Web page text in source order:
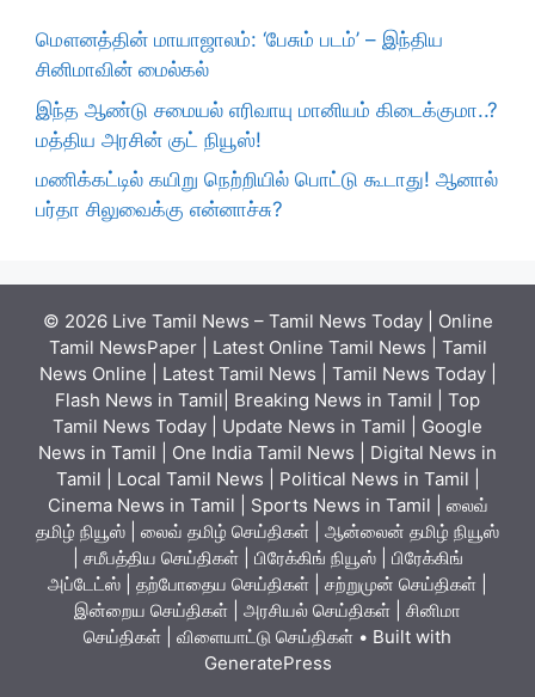
மௌனத்தின் மாயாஜாலம்: ‘பேசும் படம்’ – இந்திய
சினிமாவின் மைல்கல்
இந்த ஆண்டு சமையல் எரிவாயு மானியம் கிடைக்குமா..?
மத்திய அரசின் குட் நியூஸ்!
மணிக்கட்டில் கயிறு நெற்றியில் பொட்டு கூடாது! ஆனால்
பர்தா சிலுவைக்கு என்னாச்சு?
© 2026 Live Tamil News – Tamil News Today | Online
Tamil NewsPaper | Latest Online Tamil News | Tamil
News Online | Latest Tamil News | Tamil News Today |
Flash News in Tamil| Breaking News in Tamil | Top
Tamil News Today | Update News in Tamil | Google
News in Tamil | One India Tamil News | Digital News in
Tamil | Local Tamil News | Political News in Tamil |
Cinema News in Tamil | Sports News in Tamil | லைவ்
தமிழ் நியூஸ் | லைவ் தமிழ் செய்திகள் | ஆன்லைன் தமிழ் நியூஸ்
| சமீபத்திய செய்திகள் | பிரேக்கிங் நியூஸ் | பிரேக்கிங்
அப்டேட்ஸ் | தற்போதைய செய்திகள் | சற்றுமுன் செய்திகள் |
இன்றைய செய்திகள் | அரசியல் செய்திகள் | சினிமா
செய்திகள் | விளையாட்டு செய்திகள் • Built with
GeneratePress